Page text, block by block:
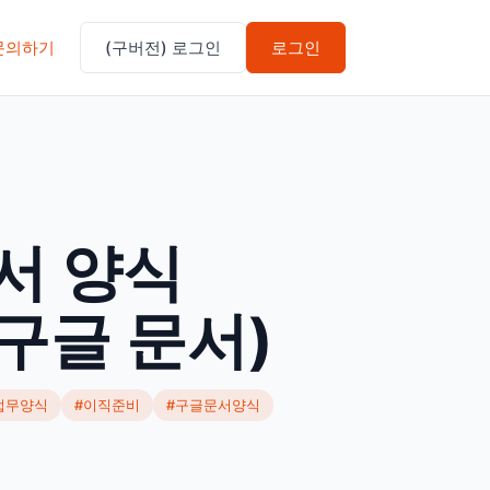
의하기 (구버전) 로그인 로그인
양식
글 문서)
무양식 #이직준비
#구글문서양식